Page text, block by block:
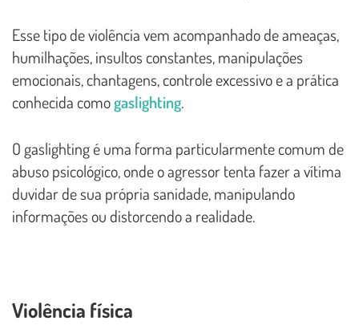
Esse tipo de violência vem acompanhado de ameaças,
humilhações, insultos constantes, manipulações
emocionais, chantagens, controle excessivo e a prática
conhecida comogaslighting.
O gaslighting é uma forma particularmente comum de
abuso psicológico, onde o agressor tenta fazer a vítima
duvidar de sua própria sanidade, manipulando
informações ou distorcendo a realidade.
Violência física